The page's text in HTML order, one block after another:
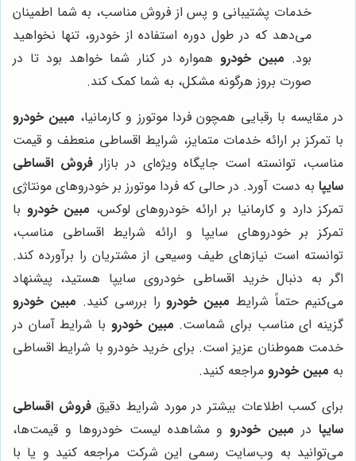
خدمات پشتیبانی و پس از فروش مناسب، به شما اطمینان
می‌دهد که در طول دوره استفاده از خودرو، تنها نخواهید
بود. مبین خودرو همواره در کنار شما خواهد بود تا در
صورت بروز هرگونه مشکل، به شما کمک کند.
در مقایسه با رقبایی همچون فردا موتورز و کارمانیا، مبین خودرو
با تمرکز بر ارائه خدمات متمایز، شرایط اقساطی منعطف و قیمت
مناسب، توانسته است جایگاه ویژه‌ای در بازارفروش اقساطی
سایپا به دست آورد. در حالی که فردا موتورز بر خودروهای مونتاژی
تمرکز دارد و کارمانیا بر ارائه خودروهای لوکس، مبین خودرو با
تمرکز بر خودروهای سایپا و ارائه شرایط اقساطی مناسب،
توانسته است نیازهای طیف وسیعی از مشتریان را برآورده کند.
اگر به دنبال خرید اقساطی خودروی سایپا هستید، پیشنهاد
می‌کنیم حتماً شرایط مبین خودرو را بررسی کنید. مبین خودرو
گزینه ای مناسب برای شماست. مبین خودرو با شرایط آسان در
خدمت هموطنان عزیز است. برای خرید خودرو با شرایط اقساطی
به مبین خودرو مراجعه کنید.
برای کسب اطلاعات بیشتر در مورد شرایط دقیقفروش اقساطی
سایپادر مبین خودرو و مشاهده لیست خودروها و قیمت‌ها،
می‌توانید به وب‌سایت رسمی این شرکت مراجعه کنید و یا با